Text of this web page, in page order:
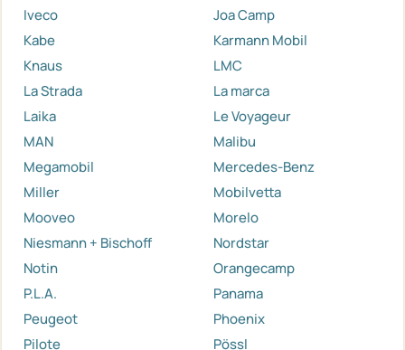
Iveco
Joa Camp
Kabe
Karmann Mobil
Knaus
LMC
La Strada
La marca
Laika
Le Voyageur
MAN
Malibu
Megamobil
Mercedes-Benz
Miller
Mobilvetta
Mooveo
Morelo
Niesmann + Bischoff
Nordstar
Notin
Orangecamp
P.L.A.
Panama
Peugeot
Phoenix
Pilote
Pössl